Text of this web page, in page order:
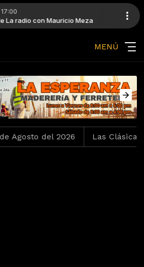
con Mauricio Meza
- Gypsy Woman (She's Homeless)
MENÚ
del 2026 Las Clásicas del